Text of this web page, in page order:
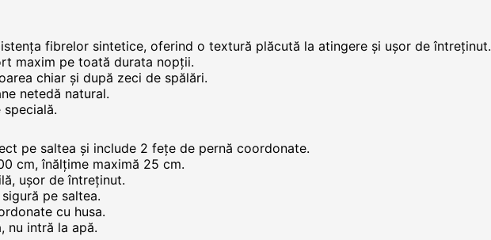
fibrelor sintetice, oferind o textură plăcută la atingere și ușor de întreținut.
maxim pe toată durata nopții.
chiar și după zeci de spălări.
netedă natural.
pe saltea și include 2 fețe de pernă coordonate.
cm, înălțime maximă 25 cm.
ușor de întreținut.
pe saltea.
cu husa.
nu intră la apă.